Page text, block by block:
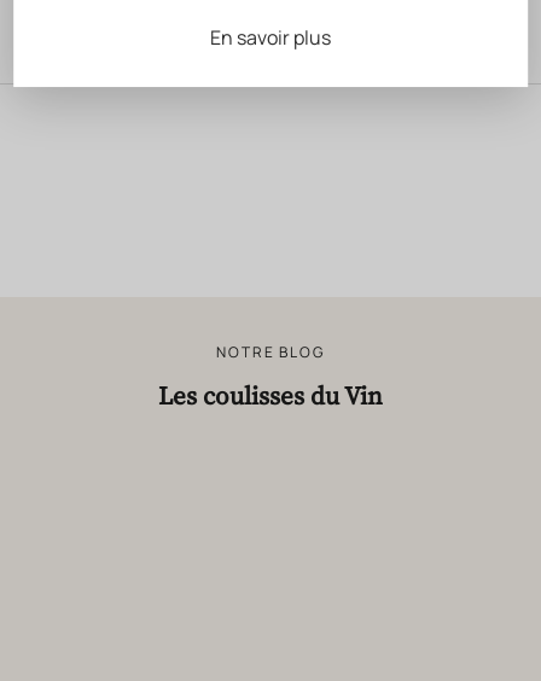
En savoir plus
NOTRE BLOG
Les coulisses du Vin